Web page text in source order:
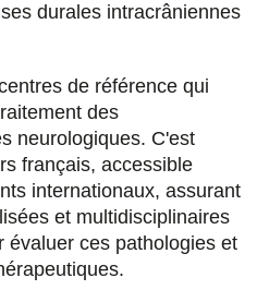
durales intracrâniennes
de référence qui
des
neurologiques. C'est
français, accessible
internationaux, assurant
et multidisciplinaires
évaluer ces pathologies et